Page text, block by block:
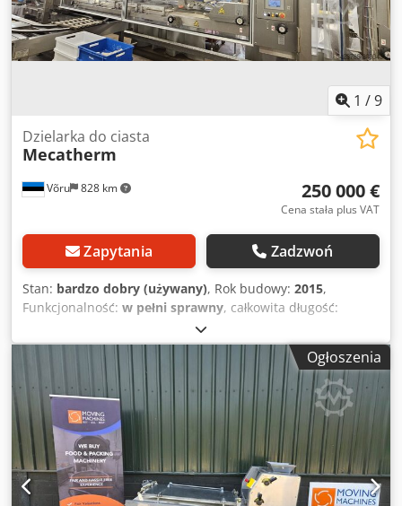
1 /9
Võru 828 km
Dzielarka do ciasta
Mecatherm
250 000 €
Cena stała plus VAT
Zapytania Zadzwoń
Stan: bardzo dobry (używany), Rok budowy: 2015,
Funkcjonalność: w pełni sprawny, całkowita długość:
, całkowita szerokość:
remontu:2024, Linia produkcyjna do bułek. Mikser,
podnośnik do dzieży, Mecatherm, tace i regały na tace.
Łącznie około 400 tac i około 30 regałów. Regały mieszczą
16 tac. Wiele tac wymaga ponownego powlekania.
Demontaż i transport nie są wliczone w cenę. Oddzielne
ustalenia. Codpfx Ahoxnytkjberf
Ogłoszenia